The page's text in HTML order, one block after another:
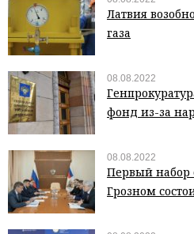
Латвия
газа
08.08.2022
фонд из-за
08.08.2022
Первый набор
Грозном